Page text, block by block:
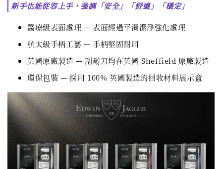
新手也能從容上手，強調「安全」「舒適」「穩定」
醫療級表面處理 — 表面經過平滑潔淨強化處理
航太級手柄工藝 — 手柄堅固耐用
英國原廠製造 — 刮鬍刀均在英國 Sheffield 原廠製造
環保包裝 — 採用 100% 英國製造的回收材料展示盒